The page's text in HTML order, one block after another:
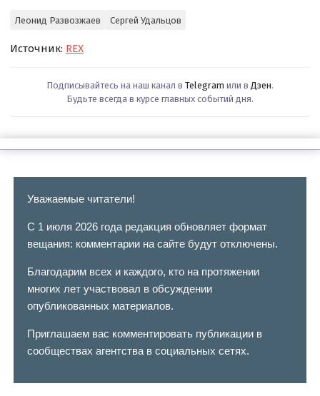
Леонид Развозжаев Сергей Удальцов
Источник: REX
Подписывайтесь на наш канал в Telegram или в Дзен.
Будьте всегда в курсе главных событий дня.
Уважаемые читатели!
С 1 июля 2026 года редакция обновляет формат
вещания: комментарии на сайте будут отключены.
Благодарим всех и каждого, кто на протяжении
многих лет участвовал в обсуждении
опубликованных материалов.
Приглашаем вас комментировать публикации в
сообществах агентства в социальных сетях.